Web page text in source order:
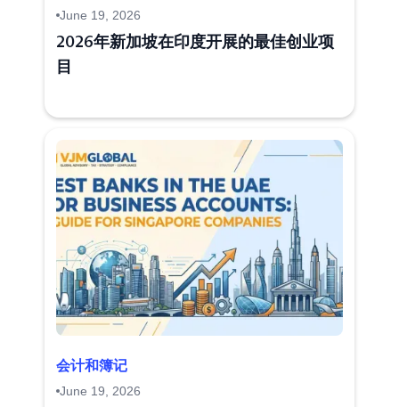
June 19, 2026
2026年新加坡在印度开展的最佳创业项
目
会计和簿记
June 19, 2026